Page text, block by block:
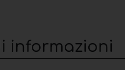
informazioni